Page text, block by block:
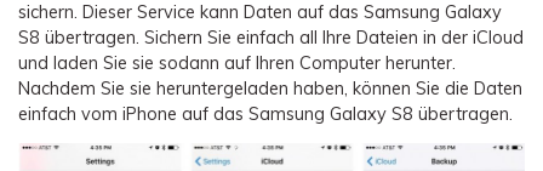
sichern. Dieser Service kann Daten auf das Samsung Galaxy
S8 übertragen. Sichern Sie einfach all Ihre Dateien in der iCloud
und laden Sie sie sodann auf Ihren Computer herunter.
Nachdem Sie sie heruntergeladen haben, können Sie die Daten
einfach vom iPhone auf das Samsung Galaxy S8 übertragen.